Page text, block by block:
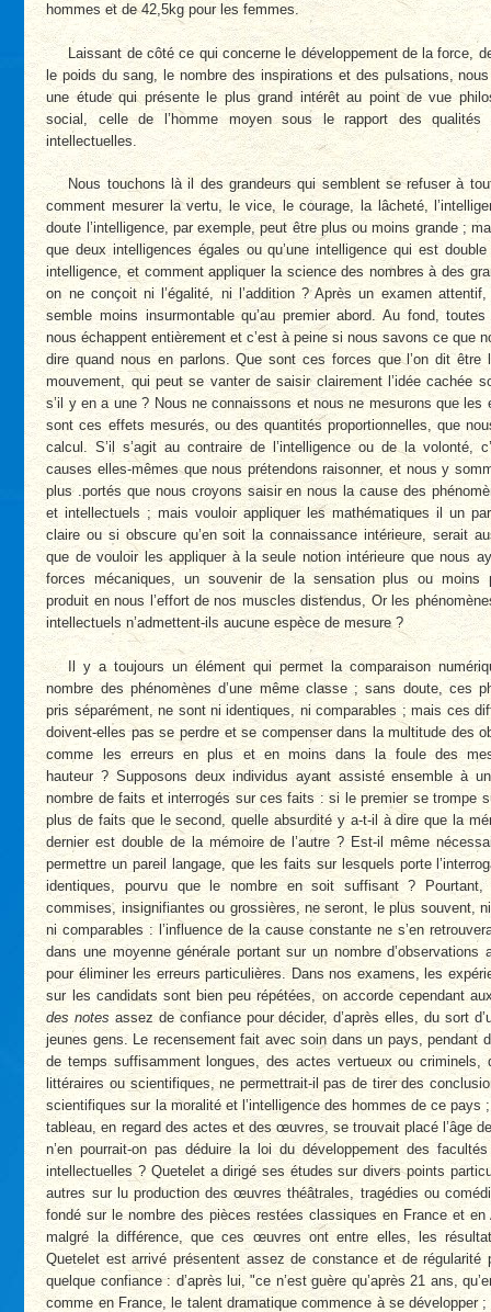
hommes et de 42,5kg pour les femmes.
Laissant de côté ce qui concerne le développement de la force,
le poids du sang, le nombre des inspirations et des pulsations,
une étude qui présente le plus grand intérêt au point de vue
social, celle de l’homme moyen sous le rapport des qualités
intellectuelles.
Nous touchons là il des grandeurs qui semblent se refuser à
comment mesurer la vertu, le vice, le courage, la lâcheté,
doute l’intelligence, par exemple, peut être plus ou moins grande ;
que deux intelligences égales ou qu’une intelligence qui est double
intelligence, et comment appliquer la science des nombres à des
on ne conçoit ni l’égalité, ni l’addition ? Après un examen
semble moins insurmontable qu’au premier abord. Au fond,
nous échappent entièrement et c’est à peine si nous savons ce que
dire quand nous en parlons. Que sont ces forces que l’on dit être
mouvement, qui peut se vanter de saisir clairement l’idée cachée
s’il y en a une ? Nous ne connaissons et nous ne mesurons que les
sont ces effets mesurés, ou des quantités proportionnelles, que
calcul. S’il s’agit au contraire de l’intelligence ou de la volonté,
causes elles-mêmes que nous prétendons raisonner, et nous y
plus .portés que nous croyons saisir en nous la cause des
et intellectuels ; mais vouloir appliquer les mathématiques il un
claire ou si obscure qu’en soit la connaissance intérieure, serait
que de vouloir les appliquer à la seule notion intérieure que nous
forces mécaniques, un souvenir de la sensation plus ou moins
produit en nous l’effort de nos muscles distendus, Or les
intellectuels n’admettent-ils aucune espèce de mesure ?
Il y a toujours un élément qui permet la comparaison
nombre des phénomènes d’une même classe ; sans doute, ces
pris séparément, ne sont ni identiques, ni comparables ; mais ces
doivent-elles pas se perdre et se compenser dans la multitude des
comme les erreurs en plus et en moins dans la foule des
hauteur ? Supposons deux individus ayant assisté ensemble à
nombre de faits et interrogés sur ces faits : si le premier se trompe
plus de faits que le second, quelle absurdité y a-t-il à dire que la
dernier est double de la mémoire de l’autre ? Est-il même
permettre un pareil langage, que les faits sur lesquels porte
identiques, pourvu que le nombre en soit suffisant ? Pourtant,
commises, insignifiantes ou grossières, ne seront, le plus souvent,
ni comparables : l’influence de la cause constante ne s’en
dans une moyenne générale portant sur un nombre d’observations
pour éliminer les erreurs particulières. Dans nos examens, les
sur les candidats sont bien peu répétées, on accorde cependant
des notes assez de confiance pour décider, d’après elles, du sort
jeunes gens. Le recensement fait avec soin dans un pays, pendant
de temps suffisamment longues, des actes vertueux ou criminels,
littéraires ou scientifiques, ne permettrait-il pas de tirer des
scientifiques sur la moralité et l’intelligence des hommes de ce pays
tableau, en regard des actes et des œuvres, se trouvait placé l’âge
n’en pourrait-on pas déduire la loi du développement des
intellectuelles ? Quetelet a dirigé ses études sur divers points
autres sur lu production des œuvres théâtrales, tragédies ou
fondé sur le nombre des pièces restées classiques en France et en
malgré la différence, que ces œuvres ont entre elles, les
Quetelet est arrivé présentent assez de constance et de régularité
quelque confiance : d’après lui, "ce n’est guère qu’après 21 ans,
comme en France, le talent dramatique commence à se développer